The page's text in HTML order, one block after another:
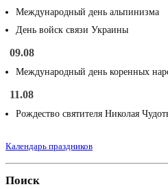
Международный день альпинизма
День войск связи Украины
09.08
Международный день коренных
11.08
Рождество святителя Николая
Календарь праздников
Поиск